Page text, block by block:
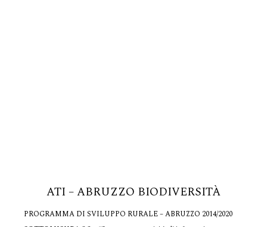
ATI – ABRUZZO BIODIVERSITÀ
PROGRAMMA DI SVILUPPO RURALE – ABRUZZO 2014/2020